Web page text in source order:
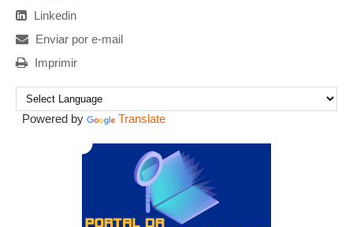
Linkedin
Enviar por e-mail
Imprimir
Powered by Translate